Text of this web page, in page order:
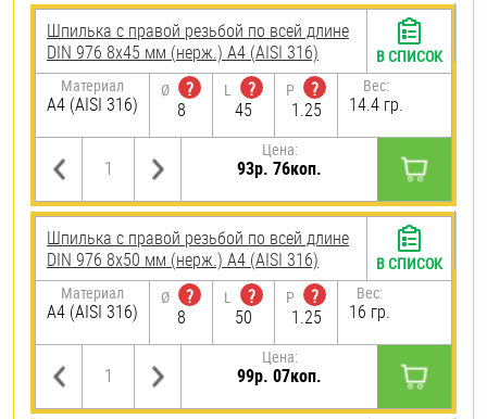
Шпилька с правой резьбой по всей длине
DIN 976 8х45 мм (нерж.) A4 (AISI 316)
Материал
A4 (AISI 316)
Ø
?
8
L
?
45
P
?
1.25
Вес:
14.4 гр.
Цена:
93р. 76коп.
В СПИСОК
Шпилька с правой резьбой по всей длине
DIN 976 8х50 мм (нерж.) A4 (AISI 316)
Материал
A4 (AISI 316)
Ø
?
8
L
?
50
P
?
1.25
Вес:
16 гр.
Цена:
99р. 07коп.
В СПИСОК